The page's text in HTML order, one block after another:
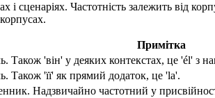
Частотність залежить від
Примітка
Також 'він' у деяких контекстах, це 'él' з
Також 'її' як прямий додаток, це 'la'.
Надзвичайно частотний у